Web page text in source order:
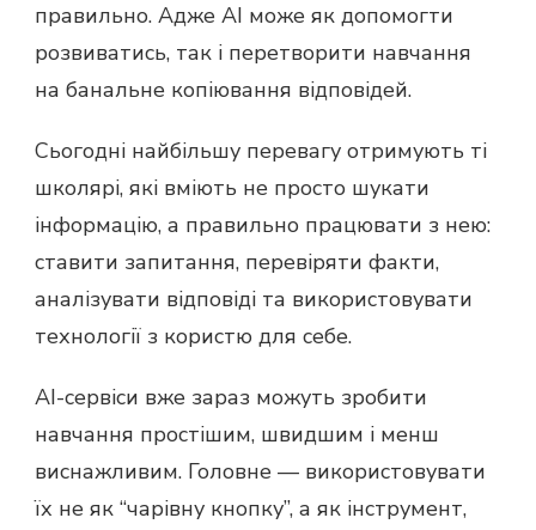
правильно. Адже AI може як допомогти
розвиватись, так і перетворити навчання
на банальне копіювання відповідей.
Сьогодні найбільшу перевагу отримують ті
школярі, які вміють не просто шукати
інформацію, а правильно працювати з нею:
ставити запитання, перевіряти факти,
аналізувати відповіді та використовувати
технології з користю для себе.
AI-сервіси вже зараз можуть зробити
навчання простішим, швидшим і менш
виснажливим. Головне — використовувати
їх не як “чарівну кнопку”, а як інструмент,